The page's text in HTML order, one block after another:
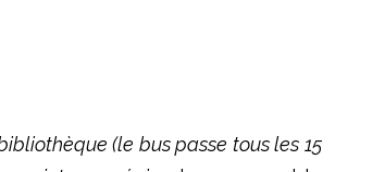
(le bus passe tous les 15